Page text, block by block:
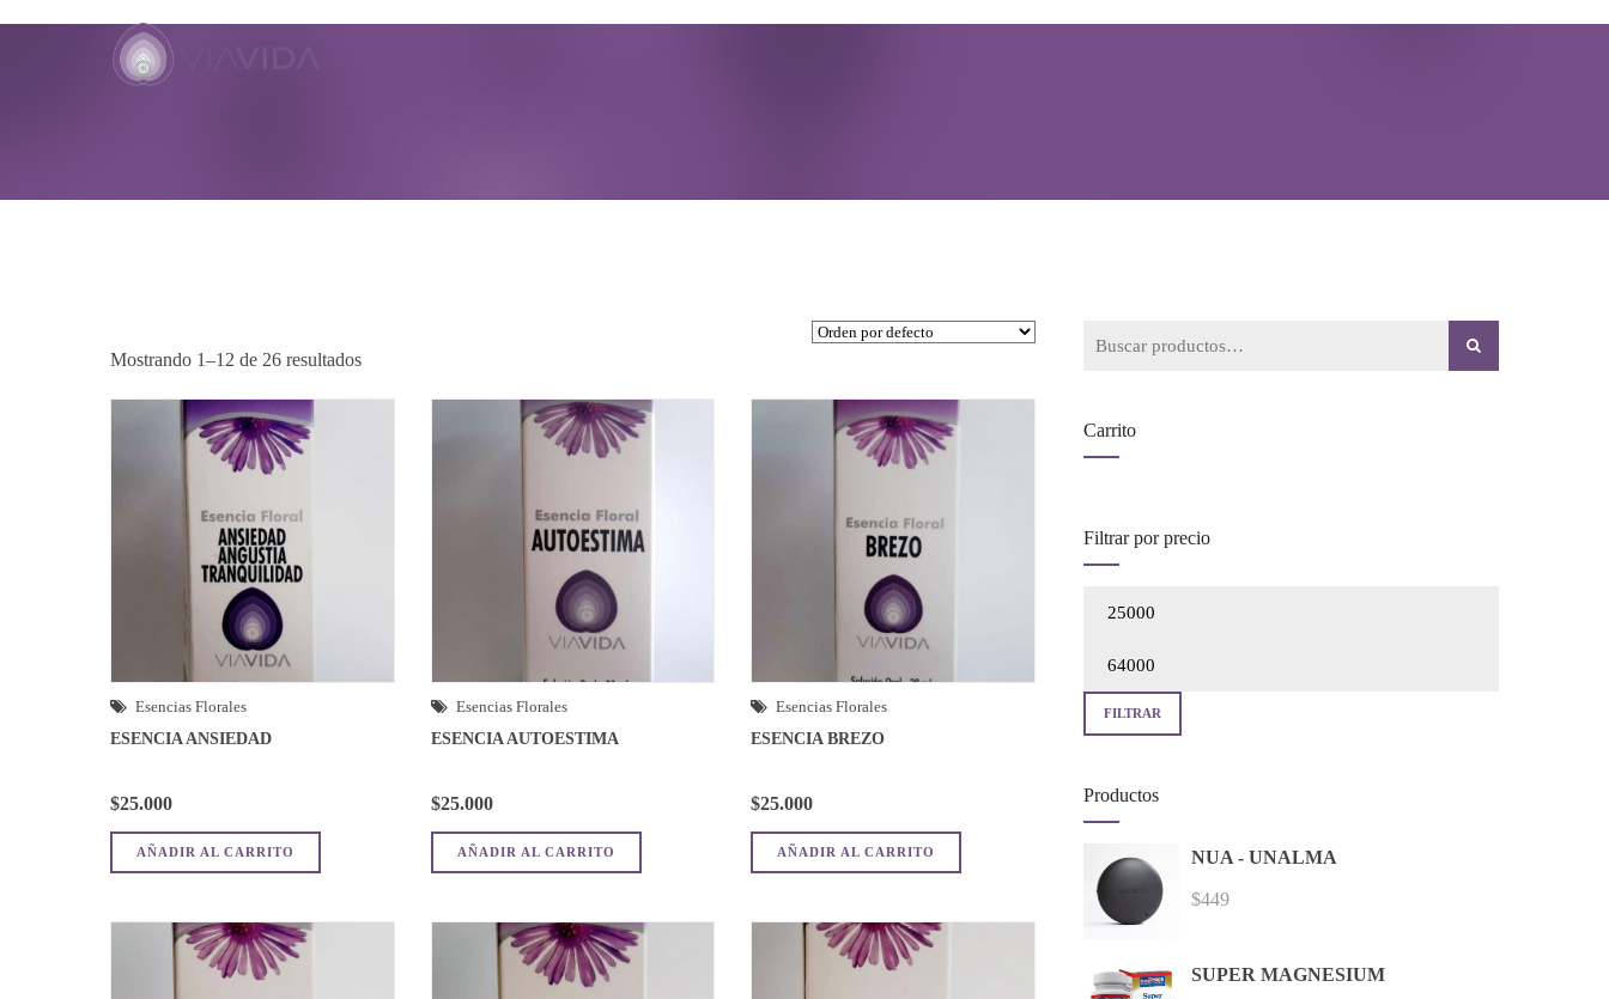
Mostrando 1–12 de 26 resultados
Esencias Florales
ESENCIA ANSIEDAD
$25.000
AÑADIR AL CARRITO
Esencias Florales
ESENCIA AUTOESTIMA
$25.000
AÑADIR AL CARRITO
Esencias Florales
ESENCIA BREZO
$25.000
AÑADIR AL CARRITO
Carrito
Filtrar por precio
FILTRAR
Productos
NUA - UNALMA
$449
SUPER MAGNESIUM